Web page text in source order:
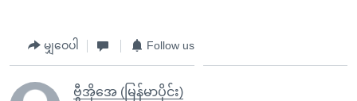
မျှဝေပါ Follow us
ဗွီအိုအေ (မြန်မာပိုင်း)